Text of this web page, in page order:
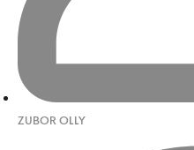
ZUBOR OLLY